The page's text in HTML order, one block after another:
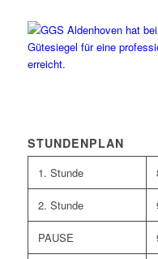
STUNDENPLAN
1. Stunde
2. Stunde
PAUSE